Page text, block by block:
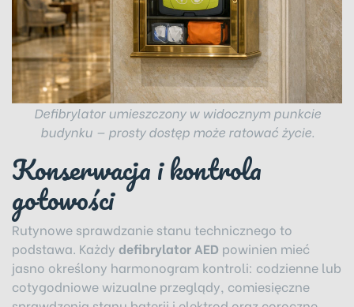
Defibrylator umieszczony w widocznym punkcie
budynku — prosty dostęp może ratować życie.
Konserwacja i kontrola
gotowości
Rutynowe sprawdzanie stanu technicznego to
podstawa. Każdy defibrylator AED powinien mieć
jasno określony harmonogram kontroli: codzienne lub
cotygodniowe wizualne przeglądy, comiesięczne